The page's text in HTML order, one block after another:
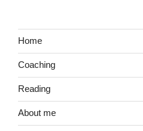
Home
Coaching
Reading
About me